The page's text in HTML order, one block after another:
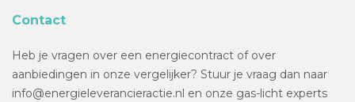
Contact
Heb je vragen over een energiecontract of over
aanbiedingen in onze vergelijker? Stuur je vraag dan naar
info@energieleverancieractie.nl en onze gas-licht experts